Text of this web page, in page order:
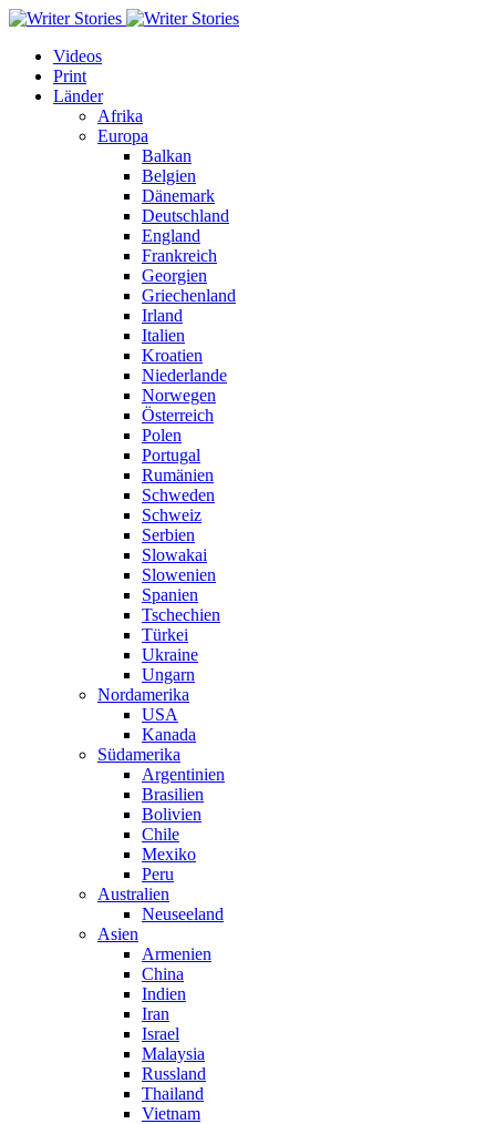
Videos
Print
Länder
Afrika
Europa
Balkan
Belgien
Dänemark
Deutschland
England
Frankreich
Georgien
Griechenland
Irland
Italien
Kroatien
Niederlande
Norwegen
Österreich
Polen
Portugal
Rumänien
Schweden
Schweiz
Serbien
Slowakai
Slowenien
Spanien
Tschechien
Türkei
Ukraine
Ungarn
Nordamerika
USA
Kanada
Südamerika
Argentinien
Brasilien
Bolivien
Chile
Mexiko
Peru
Australien
Neuseeland
Asien
Armenien
China
Indien
Iran
Israel
Malaysia
Russland
Thailand
Vietnam